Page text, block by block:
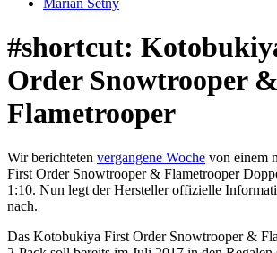
#shortcut:
Order Snowtrooper &
Flametrooper
Wir berichteten vergangene Woche von einem
First Order Snowtrooper & Flametrooper
1:10. Nun legt der Hersteller offizielle
nach.
Das Kotobukiya First Order Snowtrooper &